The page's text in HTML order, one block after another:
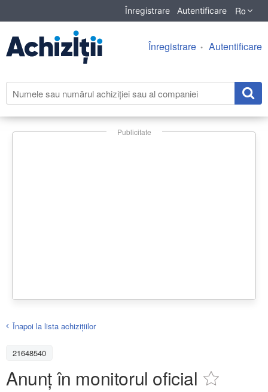
Înregistrare Autentificare Ro
Înregistrare Autentificare
Publicitate
Înapoi la lista achiziţiilor
21648540
Anunț în monitorul oficial